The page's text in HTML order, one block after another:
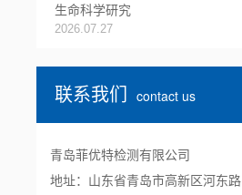
生命科学研究
2026.07.27
联系我们 contact us
青岛菲优特检测有限公司
地址：山东省青岛市高新区河东路